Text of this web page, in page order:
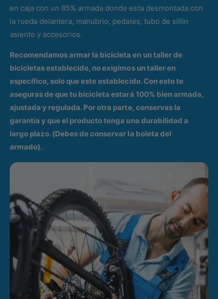
en caja con un 85% armada donde esta desmontada con
la rueda delantera, manubrio, pedales, tubo de sillín
asiento y accesorios.
Recomendamos armar la bicicleta en un taller de
bicicletas establecido, no exigimos un taller en
específico, solo que este establecido. Con esto te
aseguras de que tu bicicleta estará 100% bien armada,
ajustada y regulada. Por otra parte, conservas la
garantía y que el producto tenga una durabilidad a
largo plazo. (Debes de conservar la boleta del
armado).